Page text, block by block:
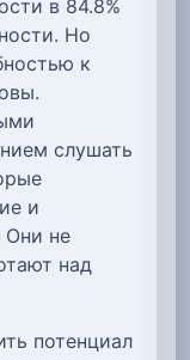
в 84.8%
Но
к
слушать
и
Они не
над
потенциал